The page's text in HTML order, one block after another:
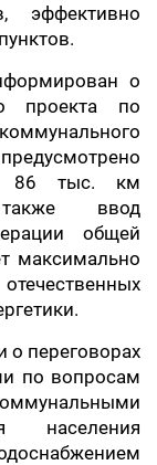
эффективно
о
проекта по
86 тыс. км
ввод
общей
максимально
о переговорах
по вопросам
населения